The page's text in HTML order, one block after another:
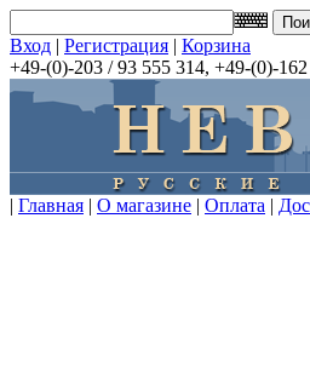
Вход | Регистрация | Корзина
+49-(0)-203 / 93 555 314, +49-(0)-
| Главная | О магазине | Оплата |